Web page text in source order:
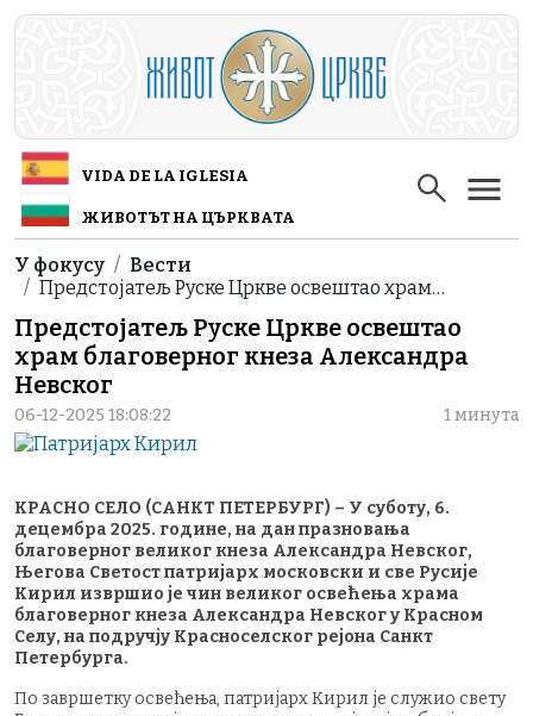
Skip to main content
VIDA DE LA IGLESIA
ЖИВОТЪТ НА ЦЪРКВАТА
Breadcrumb
У фокусу
Вести
Предстојатељ Руске Цркве освештао храм…
Предстојатељ Руске Цркве освештао
храм благоверног кнеза Александра
Невског
06-12-2025 18:08:22 1 минута
КРАСНО СЕЛО (САНКТ ПЕТЕРБУРГ) – У суботу, 6.
децембра 2025. године, на дан празновања
благоверног великог кнеза Александра Невског,
Његова Светост патријарх московски и све Русије
Кирил извршио је чин великог освећења храма
благоверног кнеза Александра Невског у Красном
Селу, на подручју Красноселског рејона Санкт
Петербурга.
По завршетку освећења, патријарх Кирил је служио свету